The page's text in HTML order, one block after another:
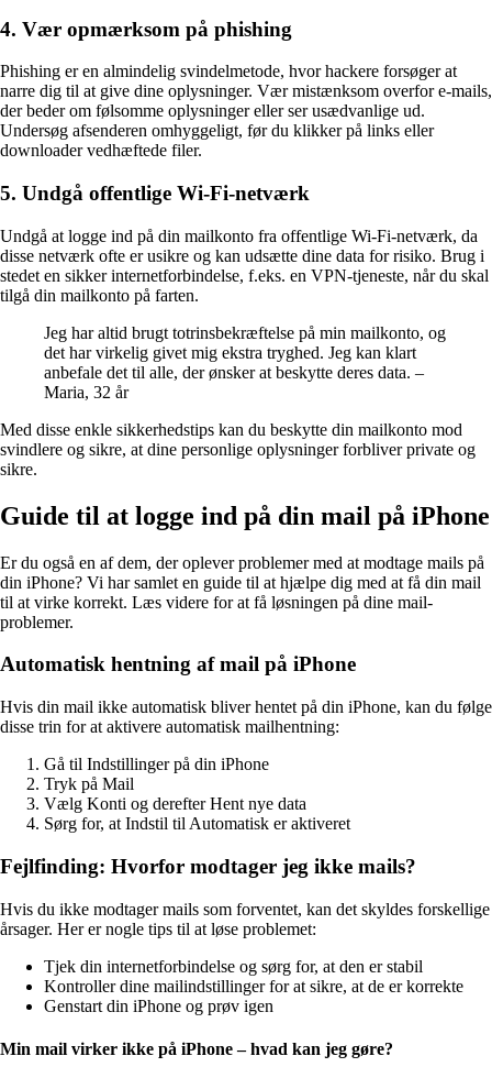
4. Vær opmærksom på phishing
Phishing er en almindelig svindelmetode, hvor hackere forsøger at
narre dig til at give dine oplysninger. Vær mistænksom overfor e-mails,
der beder om følsomme oplysninger eller ser usædvanlige ud.
Undersøg afsenderen omhyggeligt, før du klikker på links eller
downloader vedhæftede filer.
5. Undgå offentlige Wi-Fi-netværk
Undgå at logge ind på din mailkonto fra offentlige Wi-Fi-netværk, da
disse netværk ofte er usikre og kan udsætte dine data for risiko. Brug i
stedet en sikker internetforbindelse, f.eks. en VPN-tjeneste, når du skal
tilgå din mailkonto på farten.
Jeg har altid brugt totrinsbekræftelse på min mailkonto, og
det har virkelig givet mig ekstra tryghed. Jeg kan klart
anbefale det til alle, der ønsker at beskytte deres data. –
Maria, 32 år
Med disse enkle sikkerhedstips kan du beskytte din mailkonto mod
svindlere og sikre, at dine personlige oplysninger forbliver private og
sikre.
Guide til at logge ind på din mail på iPhone
Er du også en af dem, der oplever problemer med at modtage mails på
din iPhone? Vi har samlet en guide til at hjælpe dig med at få din mail
til at virke korrekt. Læs videre for at få løsningen på dine mail-
problemer.
Automatisk hentning af mail på iPhone
Hvis din mail ikke automatisk bliver hentet på din iPhone, kan du følge
disse trin for at aktivere automatisk mailhentning:
Gå til Indstillinger på din iPhone
Tryk på Mail
Vælg Konti og derefter Hent nye data
Sørg for, at Indstil til Automatisk er aktiveret
Fejlfinding: Hvorfor modtager jeg ikke mails?
Hvis du ikke modtager mails som forventet, kan det skyldes forskellige
årsager. Her er nogle tips til at løse problemet:
Tjek din internetforbindelse og sørg for, at den er stabil
Kontroller dine mailindstillinger for at sikre, at de er korrekte
Genstart din iPhone og prøv igen
Min mail virker ikke på iPhone – hvad kan jeg gøre?